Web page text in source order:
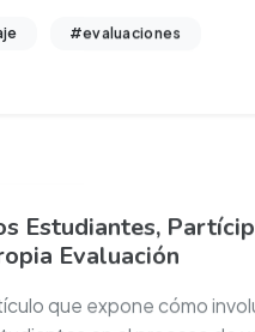
#evaluaciones
Estudiantes,
Evaluación
en el proceso de